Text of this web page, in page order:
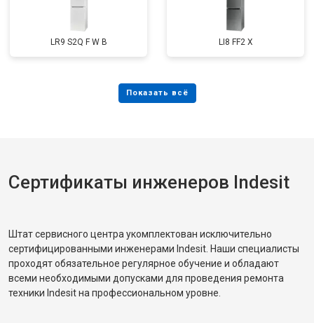
LR9 S2Q F W B LI8 FF2 X
Сертификаты инженеров Indesit
Штат сервисного центра укомплектован исключительно
сертифицированными инженерами Indesit. Наши специалисты
проходят обязательное регулярное обучение и обладают
всеми необходимыми допусками для проведения ремонта
техники Indesit на профессиональном уровне.